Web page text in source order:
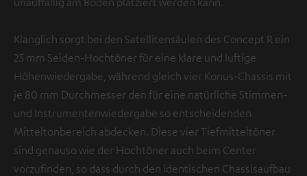
Klanglich sorgt bei den Satellitensäulen des Concept R ein
25 mm Seiden-Hochtöner für eine klare und luftige
Höhenwiedergabe, während gleich vier Konus-Chassis mit
je 80 mm Durchmesser den für eine natürliche Stimmen-
und Instrumentenwiedergabe so entscheidenden
Mitteltonbereich abdecken. Diese vier Tiefmitteltöner
sind genauso wie der Hochtöner auch beim Center
vorzufinden, so dass durch den identischen Chassisaufbau